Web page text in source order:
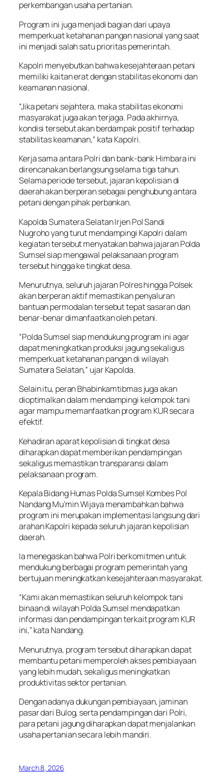
perkembangan usaha pertanian.
Program ini juga menjadi bagian dari upaya
memperkuat ketahanan pangan nasional yang saat
ini menjadi salah satu prioritas pemerintah.
Kapolri menyebutkan bahwa kesejahteraan petani
memiliki kaitan erat dengan stabilitas ekonomi dan
keamanan nasional.
“Jika petani sejahtera, maka stabilitas ekonomi
masyarakat juga akan terjaga. Pada akhirnya,
kondisi tersebut akan berdampak positif terhadap
stabilitas keamanan,” kata Kapolri.
Kerja sama antara Polri dan bank-bank Himbara ini
direncanakan berlangsung selama tiga tahun.
Selama periode tersebut, jajaran kepolisian di
daerah akan berperan sebagai penghubung antara
petani dengan pihak perbankan.
Kapolda Sumatera Selatan Irjen Pol Sandi
Nugroho yang turut mendampingi Kapolri dalam
kegiatan tersebut menyatakan bahwa jajaran Polda
Sumsel siap mengawal pelaksanaan program
tersebut hingga ke tingkat desa.
Menurutnya, seluruh jajaran Polres hingga Polsek
akan berperan aktif memastikan penyaluran
bantuan permodalan tersebut tepat sasaran dan
benar-benar dimanfaatkan oleh petani.
“Polda Sumsel siap mendukung program ini agar
dapat meningkatkan produksi jagung sekaligus
memperkuat ketahanan pangan di wilayah
Sumatera Selatan,” ujar Kapolda.
Selain itu, peran Bhabinkamtibmas juga akan
dioptimalkan dalam mendampingi kelompok tani
agar mampu memanfaatkan program KUR secara
efektif.
Kehadiran aparat kepolisian di tingkat desa
diharapkan dapat memberikan pendampingan
sekaligus memastikan transparansi dalam
pelaksanaan program.
Kepala Bidang Humas Polda Sumsel Kombes Pol
Nandang Mu’min Wijaya menambahkan bahwa
program ini merupakan implementasi langsung dari
arahan Kapolri kepada seluruh jajaran kepolisian
daerah.
Ia menegaskan bahwa Polri berkomitmen untuk
mendukung berbagai program pemerintah yang
bertujuan meningkatkan kesejahteraan masyarakat.
“Kami akan memastikan seluruh kelompok tani
binaan di wilayah Polda Sumsel mendapatkan
informasi dan pendampingan terkait program KUR
ini,” kata Nandang.
Menurutnya, program tersebut diharapkan dapat
membantu petani memperoleh akses pembiayaan
yang lebih mudah, sekaligus meningkatkan
produktivitas sektor pertanian.
Dengan adanya dukungan pembiayaan, jaminan
pasar dari Bulog, serta pendampingan dari Polri,
para petani jagung diharapkan dapat menjalankan
usaha pertanian secara lebih mandiri.
March 8, 2026